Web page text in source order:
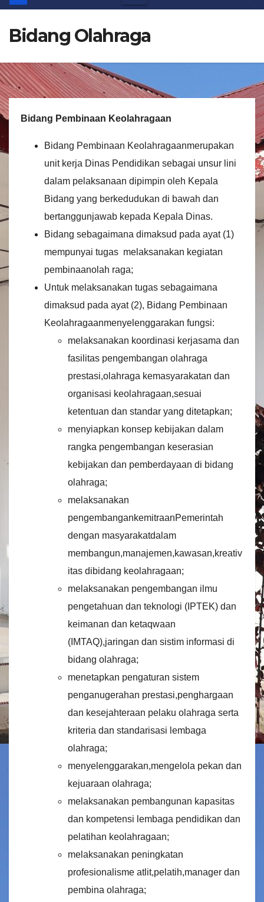
Bidang Olahraga
Bidang Pembinaan Keolahragaan
Bidang Pembinaan Keolahragaanmerupakan
unit kerja Dinas Pendidikan sebagai unsur lini
dalam pelaksanaan dipimpin oleh Kepala
Bidang yang berkedudukan di bawah dan
bertanggunjawab kepada Kepala Dinas.
Bidang sebagaimana dimaksud pada ayat (1)
mempunyai tugas melaksanakan kegiatan
pembinaanolah raga;
Untuk melaksanakan tugas sebagaimana
dimaksud pada ayat (2), Bidang Pembinaan
Keolahragaanmenyelenggarakan fungsi:
melaksanakan koordinasi kerjasama dan
fasilitas pengembangan olahraga
prestasi,olahraga kemasyarakatan dan
organisasi keolahragaan,sesuai
ketentuan dan standar yang ditetapkan;
menyiapkan konsep kebijakan dalam
rangka pengembangan keserasian
kebijakan dan pemberdayaan di bidang
olahraga;
melaksanakan
pengembangankemitraanPemerintah
dengan masyarakatdalam
membangun,manajemen,kawasan,kreativ
itas dibidang keolahragaan;
melaksanakan pengembangan ilmu
pengetahuan dan teknologi (IPTEK) dan
keimanan dan ketaqwaan
(IMTAQ),jaringan dan sistim informasi di
bidang olahraga;
menetapkan pengaturan sistem
penganugerahan prestasi,penghargaan
dan kesejahteraan pelaku olahraga serta
kriteria dan standarisasi lembaga
olahraga;
menyelenggarakan,mengelola pekan dan
kejuaraan olahraga;
melaksanakan pembangunan kapasitas
dan kompetensi lembaga pendidikan dan
pelatihan keolahragaan;
melaksanakan peningkatan
profesionalisme atlit,pelatih,manager dan
pembina olahraga;